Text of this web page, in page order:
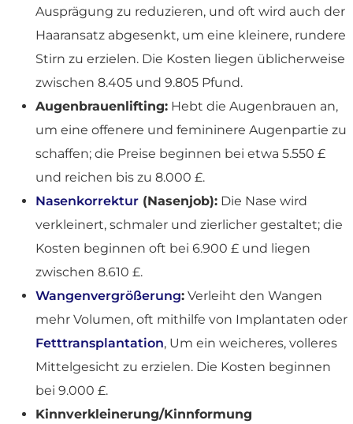
Ausprägung zu reduzieren, und oft wird auch der
Haaransatz abgesenkt, um eine kleinere, rundere
Stirn zu erzielen. Die Kosten liegen üblicherweise
zwischen 8.405 und 9.805 Pfund.
Augenbrauenlifting: Hebt die Augenbrauen an,
um eine offenere und femininere Augenpartie zu
schaffen; die Preise beginnen bei etwa 5.550 £
und reichen bis zu 8.000 £.
Nasenkorrektur (Nasenjob): Die Nase wird
verkleinert, schmaler und zierlicher gestaltet; die
Kosten beginnen oft bei 6.900 £ und liegen
zwischen 8.610 £.
Wangenvergrößerung: Verleiht den Wangen
mehr Volumen, oft mithilfe von Implantaten oder
Fetttransplantation, Um ein weicheres, volleres
Mittelgesicht zu erzielen. Die Kosten beginnen
bei 9.000 £.
Kinnverkleinerung/Kinnformung